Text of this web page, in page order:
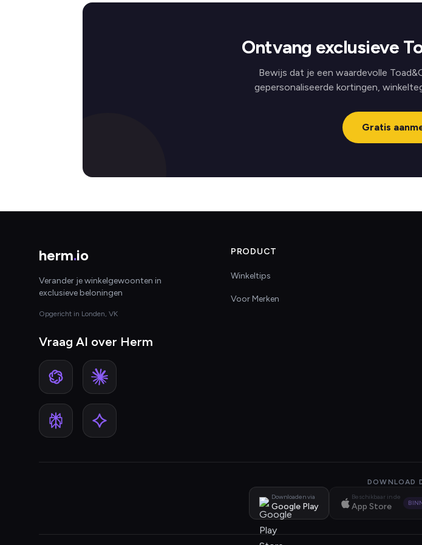
Ontvang exclusieve
Bewijs dat je een waardevolle
gepersonaliseerde kortingen,
Gratis
herm.io
Verander je winkelgewoonten in
exclusieve beloningen
Opgericht in Londen, VK
Vraag AI over Herm
PRODUCT
Winkeltips
Voor Merken
DOWNLOAD
Downloaden via
Google Play
Beschikbaar in de
App Store